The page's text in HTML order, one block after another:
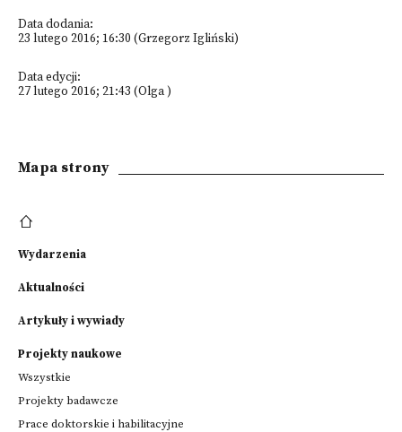
Data dodania:
23 lutego 2016; 16:30 (Grzegorz Igliński)
Data edycji:
27 lutego 2016; 21:43 (Olga )
Mapa strony
Wydarzenia
Aktualności
Artykuły i wywiady
Projekty naukowe
Wszystkie
Projekty badawcze
Prace doktorskie i habilitacyjne